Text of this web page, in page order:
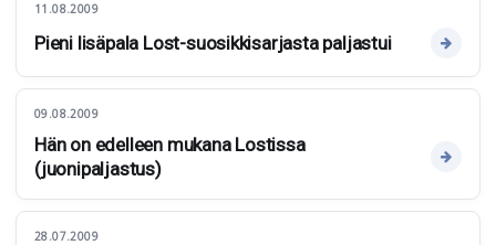
11.08.2009
Pieni lisäpala Lost-suosikkisarjasta paljastui
09.08.2009
Hän on edelleen mukana Lostissa
(juonipaljastus)
28.07.2009